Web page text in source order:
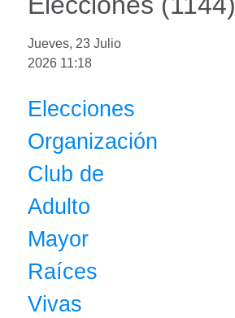
Jueves, 23 Julio
2026 11:18
Elecciones
Organización
Club de
Adulto
Mayor
Raíces
Vivas